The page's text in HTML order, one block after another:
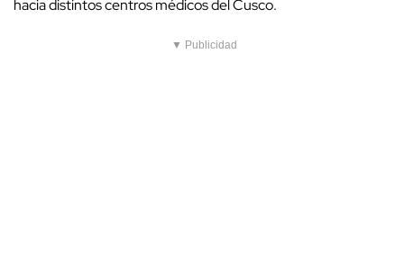
hacia distintos centros médicos del Cusco.
▼ Publicidad